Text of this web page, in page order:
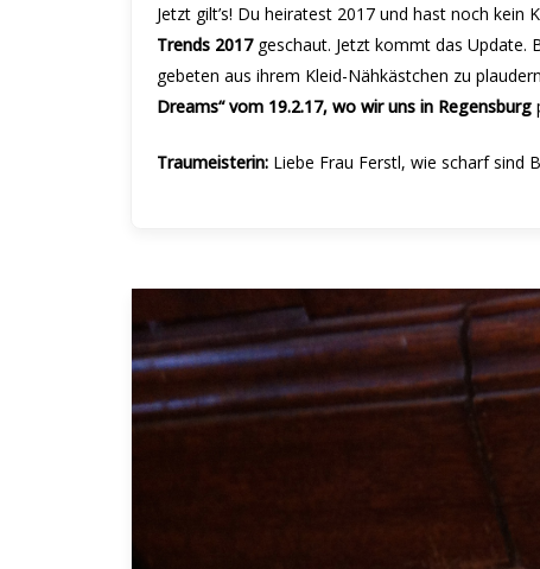
Jetzt gilt’s! Du heiratest 2017 und hast noch kein
Trends 2017geschaut. Jetzt kommt das Update.
gebeten aus ihrem Kleid-Nähkästchen zu
Dreams“ vom 19.2.17, wo wir uns in Regensburg
Traumeisterin: Liebe Frau Ferstl, wie scharf sind